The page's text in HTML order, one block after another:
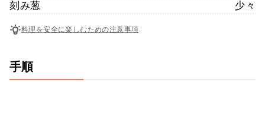
刻み葱
少々
料理を安全に楽しむための注意事項
手順